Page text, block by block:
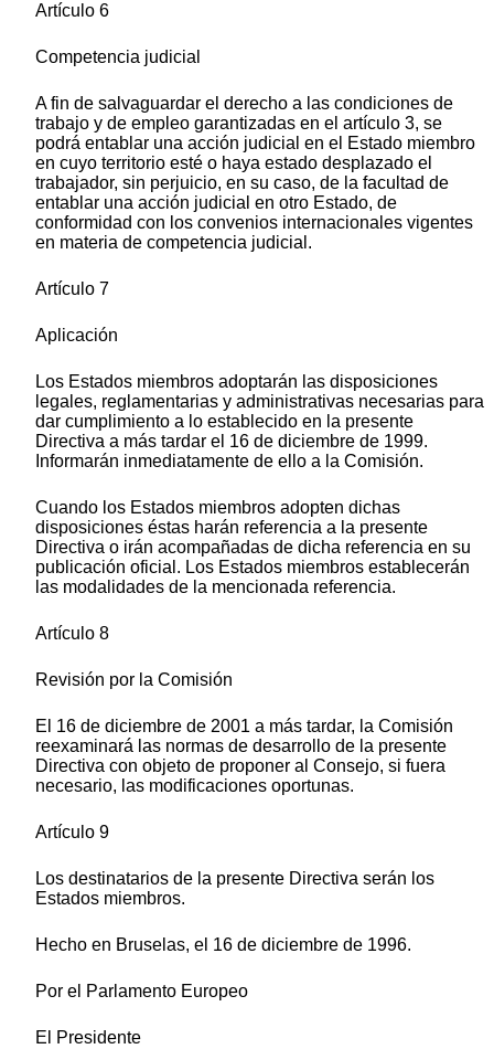
Artículo 6
Competencia judicial
A fin de salvaguardar el derecho a las condiciones de
trabajo y de empleo garantizadas en el artículo 3, se
podrá entablar una acción judicial en el Estado miembro
en cuyo territorio esté o haya estado desplazado el
trabajador, sin perjuicio, en su caso, de la facultad de
entablar una acción judicial en otro Estado, de
conformidad con los convenios internacionales vigentes
en materia de competencia judicial.
Artículo 7
Aplicación
Los Estados miembros adoptarán las disposiciones
legales, reglamentarias y administrativas necesarias para
dar cumplimiento a lo establecido en la presente
Directiva a más tardar el 16 de diciembre de 1999.
Informarán inmediatamente de ello a la Comisión.
Cuando los Estados miembros adopten dichas
disposiciones éstas harán referencia a la presente
Directiva o irán acompañadas de dicha referencia en su
publicación oficial. Los Estados miembros establecerán
las modalidades de la mencionada referencia.
Artículo 8
Revisión por la Comisión
El 16 de diciembre de 2001 a más tardar, la Comisión
reexaminará las normas de desarrollo de la presente
Directiva con objeto de proponer al Consejo, si fuera
necesario, las modificaciones oportunas.
Artículo 9
Los destinatarios de la presente Directiva serán los
Estados miembros.
Hecho en Bruselas, el 16 de diciembre de 1996.
Por el Parlamento Europeo
El Presidente